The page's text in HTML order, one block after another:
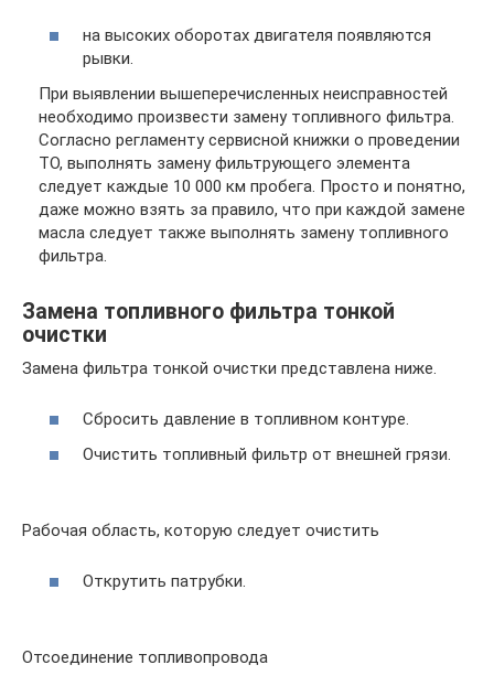
на высоких оборотах двигателя появляются
рывки.
При выявлении вышеперечисленных неисправностей
необходимо произвести замену топливного фильтра.
Согласно регламенту сервисной книжки о проведении
ТО, выполнять замену фильтрующего элемента
следует каждые 10 000 км пробега. Просто и понятно,
даже можно взять за правило, что при каждой замене
масла следует также выполнять замену топливного
фильтра.
Замена топливного фильтра тонкой
очистки
Замена фильтра тонкой очистки представлена ниже.
Сбросить давление в топливном контуре.
Очистить топливный фильтр от внешней грязи.
Рабочая область, которую следует очистить
Открутить патрубки.
Отсоединение топливопровода